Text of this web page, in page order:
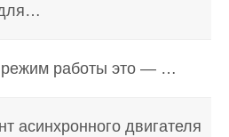
режим работы это — …
асинхронного двигателя